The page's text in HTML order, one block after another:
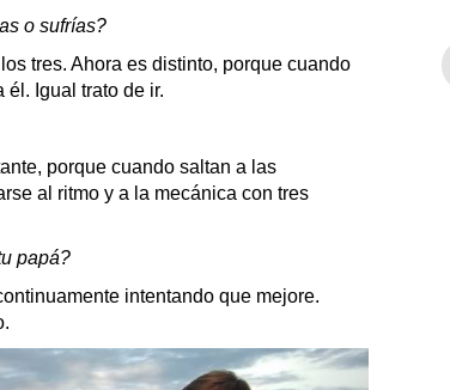
o sufrías?
tres. Ahora es distinto, porque cuando
Igual trato de ir.
porque cuando saltan a las
al ritmo y a la mecánica con tres
papá?
intentando que mejore.